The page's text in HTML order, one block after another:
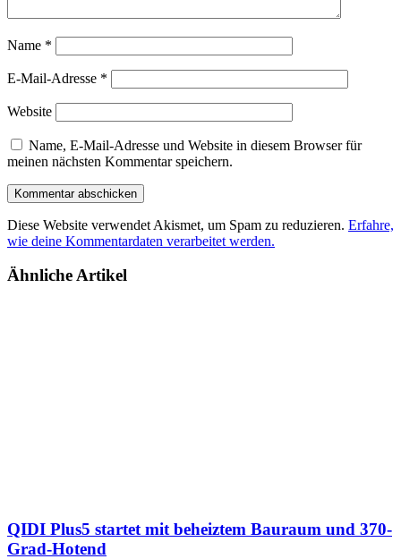
Name *
E-Mail-Adresse *
Website
Name, E-Mail-Adresse und Website in diesem Browser für
meinen nächsten Kommentar speichern.
Diese Website verwendet Akismet, um Spam zu reduzieren. Erfahre,
wie deine Kommentardaten verarbeitet werden.
Ähnliche Artikel
QIDI Plus5 startet mit beheiztem Bauraum und 370-
Grad-Hotend